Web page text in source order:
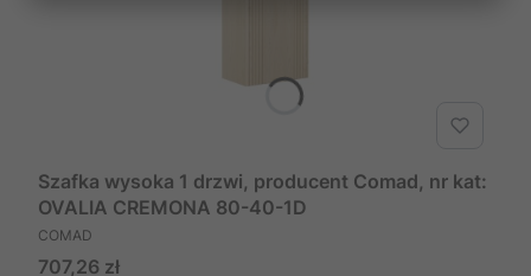
Szafka wysoka 1 drzwi, producent Comad, nr kat:
OVALIA CREMONA 80-40-1D
PRODUCENT
COMAD
Cena
707,26 zł